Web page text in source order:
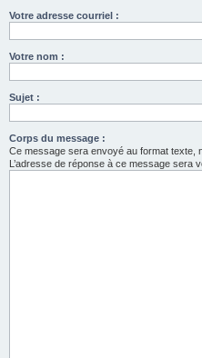
Votre adresse courriel :
Votre nom :
Sujet :
Corps du message :
Ce message sera envoyé au format texte,
L’adresse de réponse à ce message sera